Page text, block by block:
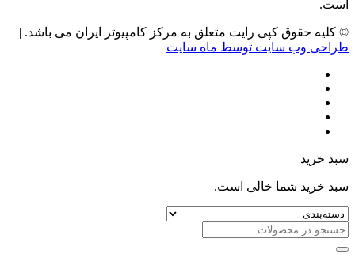
است.
© کلیه حقوق کپی رایت متعلق به مرکز کامپیوتر ایران می باشد. |
طراحی وب سایت توسط ماه سایت
سبد خرید
سبد خرید شما خالی است.